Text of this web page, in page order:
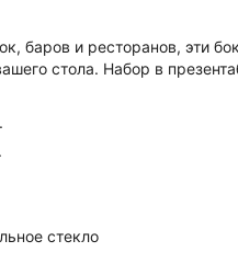
баров и ресторанов, эти
стола. Набор в
стекло